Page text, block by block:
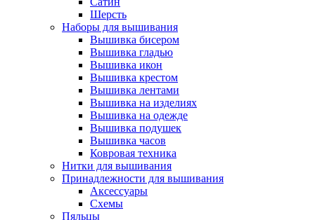
Шерсть
Наборы для вышивания
Вышивка бисером
Вышивка гладью
Вышивка икон
Вышивка крестом
Вышивка лентами
Вышивка на изделиях
Вышивка на одежде
Вышивка подушек
Вышивка часов
Ковровая техника
Нитки для вышивания
Принадлежности для вышивания
Аксессуары
Схемы
Пяльцы